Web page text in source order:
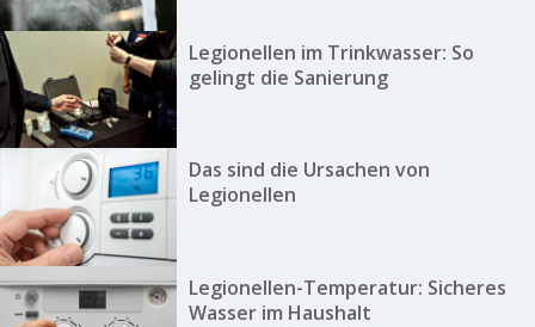
Legionellen im Trinkwasser: So
gelingt die Sanierung
Das sind die Ursachen von
Legionellen
Legionellen-Temperatur: Sicheres
Wasser im Haushalt